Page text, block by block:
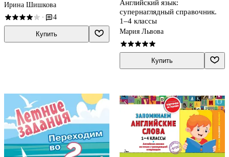
Ирина Шишкова
· 4
Купить
Английский язык:
супернаглядный справочник.
1–4 классы
Мария Львова
Купить